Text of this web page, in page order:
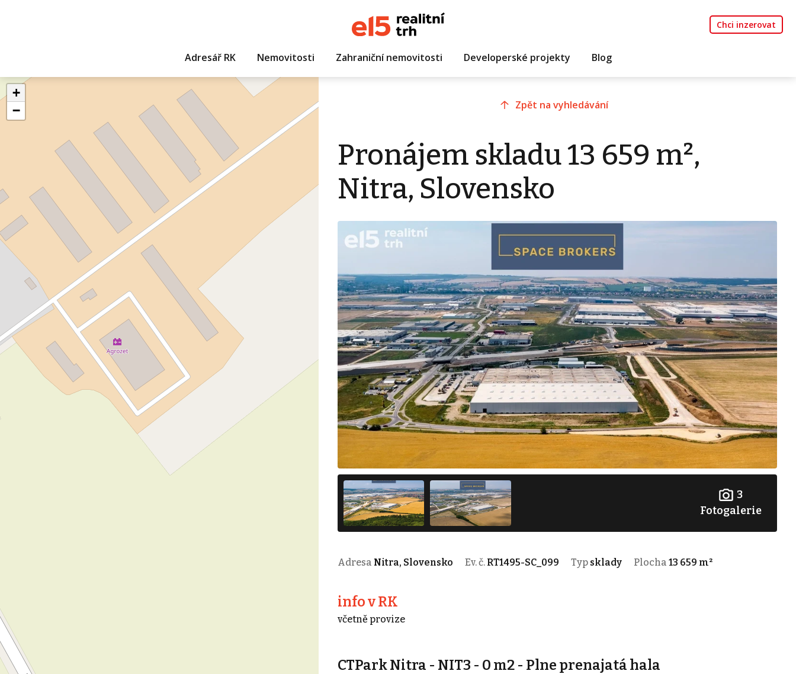
Chci inzerovat
Adresář RK Nemovitosti Zahraniční nemovitosti Developerské projekty Blog
+
−
Zpět na vyhledávání
Pronájem skladu 13 659 m²,
Nitra, Slovensko
3
Fotogalerie
Adresa Nitra, Slovensko Ev. č. RT1495-SC_099 Typ sklady Plocha 13 659 m²
info v RK
včetně provize
CTPark Nitra - NIT3 - 0 m2 - Plne prenajatá hala